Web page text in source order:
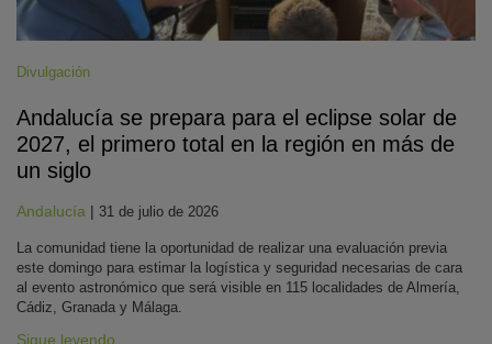
Divulgación
Andalucía se prepara para el eclipse solar de
2027, el primero total en la región en más de
un siglo
Andalucía | 31 de julio de 2026
La comunidad tiene la oportunidad de realizar una evaluación previa
este domingo para estimar la logística y seguridad necesarias de cara
al evento astronómico que será visible en 115 localidades de Almería,
Cádiz, Granada y Málaga.
Sigue leyendo